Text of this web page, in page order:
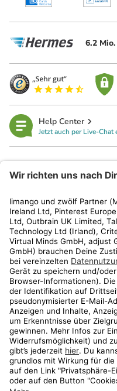
6.2
Help Center
Jetzt auch per Live-Chat
Kundenservice
Shop
Aktionen
Travel